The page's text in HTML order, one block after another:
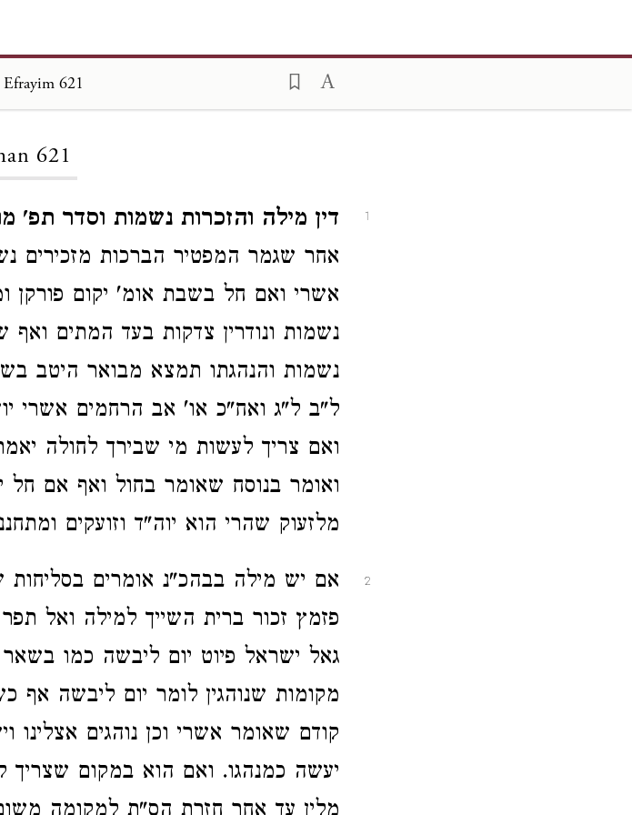
621
621
1
דין מילה והזכרות נשמות וסדר תפ'
אחר שגמר המפטיר הברכות מזכירים
אשרי ואם חל בשבת אומ' יקום פורקן
נשמות ונודרין צדקות בעד המתים
נשמות והנהגתו תמצא מבואר היטב
ל"ב ל"ג ואח"כ או' אב הרחמים אשרי
ואם צריך לעשות מי שבירך לחולה
ואומר בנוסח שאומר בחול ואף אם
מלזעוק שהרי הוא יוה"ד וזועקים
2
אם יש מילה בבהכ"נ אומרים
פזמץ זכור ברית השייך למילה ואל
גאל ישראל פיוט יום ליבשה כמו
מקומות שנוהגין לומר יום ליבשה אף
קודם שאומר אשרי וכן נוהגים אצלינו
יעשה כמנהגו. ואם הוא במקום שצריך